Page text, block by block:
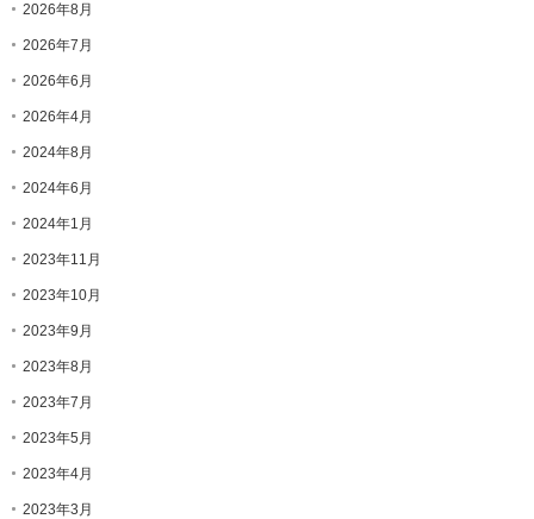
2026年8月
2026年7月
2026年6月
2026年4月
2024年8月
2024年6月
2024年1月
2023年11月
2023年10月
2023年9月
2023年8月
2023年7月
2023年5月
2023年4月
2023年3月